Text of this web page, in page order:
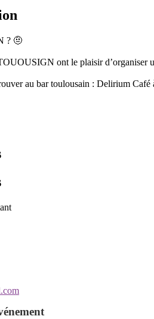
? 🤨
ont le plaisir d’organiser
au bar toulousain : Delirium Café